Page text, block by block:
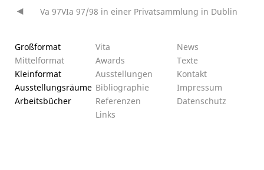
Beitragsnavigation
Va 97VIa 97/98 in einer Privatsammlung in Dublin
Großformat
Mittelformat
Kleinformat
Ausstellungsräume
Arbeitsbücher
Vita
Awards
Ausstellungen
Bibliographie
Referenzen
Links
News
Texte
Kontakt
Impressum
Datenschutz­